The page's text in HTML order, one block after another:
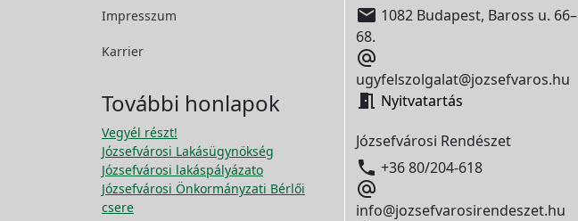
Impresszum
Karrier
További honlapok
Vegyél részt!
Józsefvárosi Lakásügynökség
Józsefvárosi lakáspályázato
Józsefvárosi Önkormányzati Bérlői
csere
 1082 Budapest, Baross u. 66–
68.

ugyfelszolgalat@jozsefvaros.hu
 Nyitvatartás
Józsefvárosi Rendészet
 +36 80/204-618

info@jozsefvarosirendeszet.hu